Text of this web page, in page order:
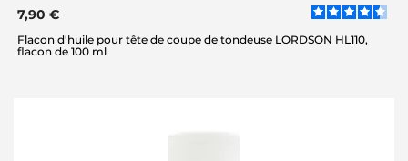
7,90 €
Flacon d'huile pour tête de coupe de tondeuse LORDSON HL110,
flacon de 100 ml